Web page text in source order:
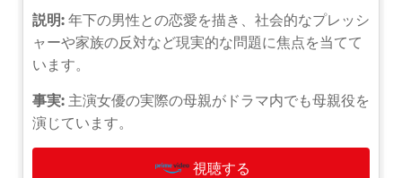
説明: 年下の男性との恋愛を描き、社会的なプレッシ
ャーや家族の反対など現実的な問題に焦点を当てて
います。
事実: 主演女優の実際の母親がドラマ内でも母親役を
演じています。
視聴する